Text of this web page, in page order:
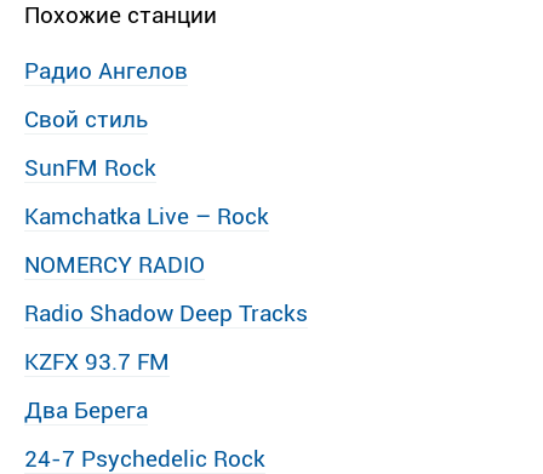
Похожие станции
Радио Ангелов
Свой стиль
SunFM Rock
Kamchatka Live – Rock
NOMERCY RADIO
Radio Shadow Deep Tracks
KZFX 93.7 FM
Два Берега
24-7 Psychedelic Rock